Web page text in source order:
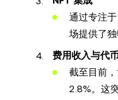
通过专注于
场提供了独
费用收入与代
截至目前
2.8%。这